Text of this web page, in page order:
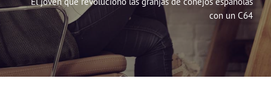
Noticias
Hazte Socio
con un C64